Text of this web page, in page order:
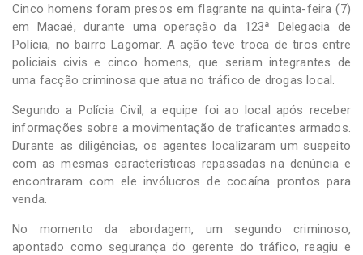
Cinco homens foram presos em flagrante na quinta-feira (7)
em Macaé, durante uma operação da 123ª Delegacia de
Polícia, no bairro Lagomar. A ação teve troca de tiros entre
policiais civis e cinco homens, que seriam integrantes de
uma facção criminosa que atua no tráfico de drogas local.
Segundo a Polícia Civil, a equipe foi ao local após receber
informações sobre a movimentação de traficantes armados.
Durante as diligências, os agentes localizaram um suspeito
com as mesmas características repassadas na denúncia e
encontraram com ele invólucros de cocaína prontos para
venda.
No momento da abordagem, um segundo criminoso,
apontado como segurança do gerente do tráfico, reagiu e